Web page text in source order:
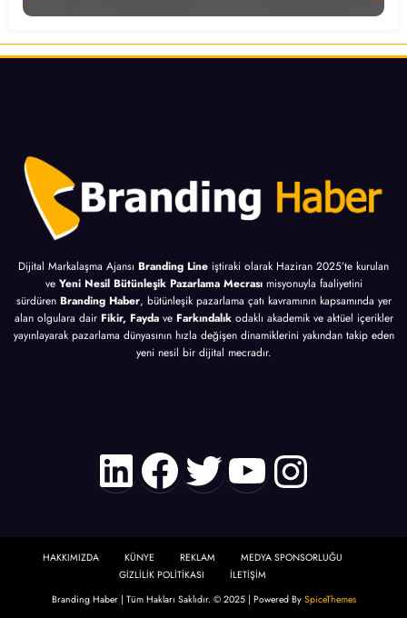
Dijital Markalaşma Ajansı Branding Line iştiraki olarak Haziran 2025’te kurulan
ve Yeni Nesil Bütünleşik Pazarlama Mecrası misyonuyla faaliyetini
sürdüren Branding Haber, bütünleşik pazarlama çatı kavramının kapsamında yer
alan olgulara dair Fikir, Fayda ve Farkındalık odaklı akademik ve aktüel içerikler
yayınlayarak pazarlama dünyasının hızla değişen dinamiklerini yakından takip eden
yeni nesil bir dijital mecradır.
LinkedIn
Facebook
Twitter
YouTube
HAKKIMIZDA KÜNYE REKLAM
MEDYA SPONSORLUĞU
GİZLİLİK POLİTİKASI
İLETİŞİM
Branding Haber | Tüm Hakları Saklıdır. © 2025 | Powered By SpiceThemes